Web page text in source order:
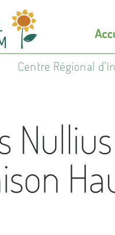
Centre Régional